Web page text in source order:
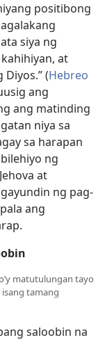
positibong
siya ng
at
(Hebreo
ang
ang matinding
niya sa
sa harapan
ng
at
ng pag-
ang
matutulungan tayo
tamang
saloobin na